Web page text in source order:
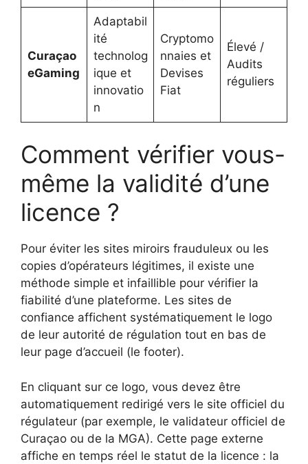
Curaçao
eGaming
Adaptabil
ité
technolog
ique et
innovatio
n
Cryptomo
nnaies et
Devises
Fiat
Élevé /
Audits
réguliers
Comment vérifier vous-
même la validité d’une
licence ?
Pour éviter les sites miroirs frauduleux ou les
copies d’opérateurs légitimes, il existe une
méthode simple et infaillible pour vérifier la
fiabilité d’une plateforme. Les sites de
confiance affichent systématiquement le logo
de leur autorité de régulation tout en bas de
leur page d’accueil (le footer).
En cliquant sur ce logo, vous devez être
automatiquement redirigé vers le site officiel du
régulateur (par exemple, le validateur officiel de
Curaçao ou de la MGA). Cette page externe
affiche en temps réel le statut de la licence : la